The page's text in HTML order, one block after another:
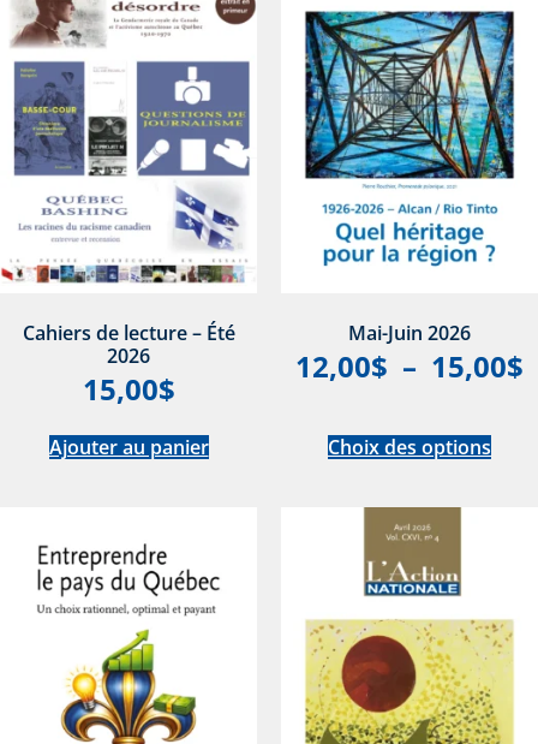
Cahiers de lecture – Été
2026
15,00$
Ajouter au panier
Mai-Juin 2026
12,00$ – 15,00$
Choix des options